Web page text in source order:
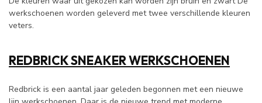
werkschoenen worden geleverd met twee verschillende kleuren
veters.
REDBRICK SNEAKER WERKSCHOENEN
Redbrick is een aantal jaar geleden begonnen met een nieuwe